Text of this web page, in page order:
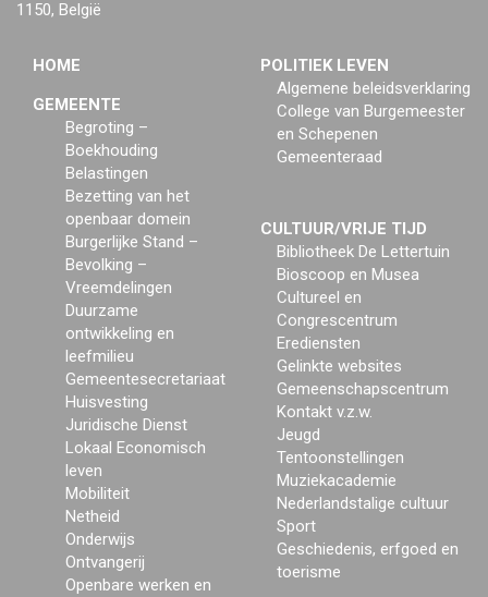
1150, België
HOME
GEMEENTE
Begroting –
Boekhouding
Belastingen
Bezetting van het
openbaar domein
Burgerlijke Stand –
Bevolking –
Vreemdelingen
Duurzame
ontwikkeling en
leefmilieu
Gemeentesecretariaat
Huisvesting
Juridische Dienst
Lokaal Economisch
leven
Mobiliteit
Netheid
Onderwijs
Ontvangerij
Openbare werken en
POLITIEK LEVEN
Algemene beleidsverklaring
College van Burgemeester
en Schepenen
Gemeenteraad
CULTUUR/VRIJE TIJD
Bibliotheek De Lettertuin
Bioscoop en Musea
Cultureel en
Congrescentrum
Erediensten
Gelinkte websites
Gemeenschapscentrum
Kontakt v.z.w.
Jeugd
Tentoonstellingen
Muziekacademie
Nederlandstalige cultuur
Sport
Geschiedenis, erfgoed en
toerisme